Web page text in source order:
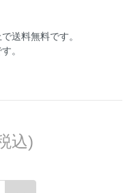
送料無料です。
。
込)